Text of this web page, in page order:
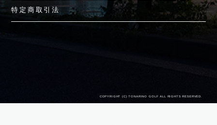
特定商取引法
COPYRIGHT (C) TONARINO GOLF ALL RIGHTS RESERVED.